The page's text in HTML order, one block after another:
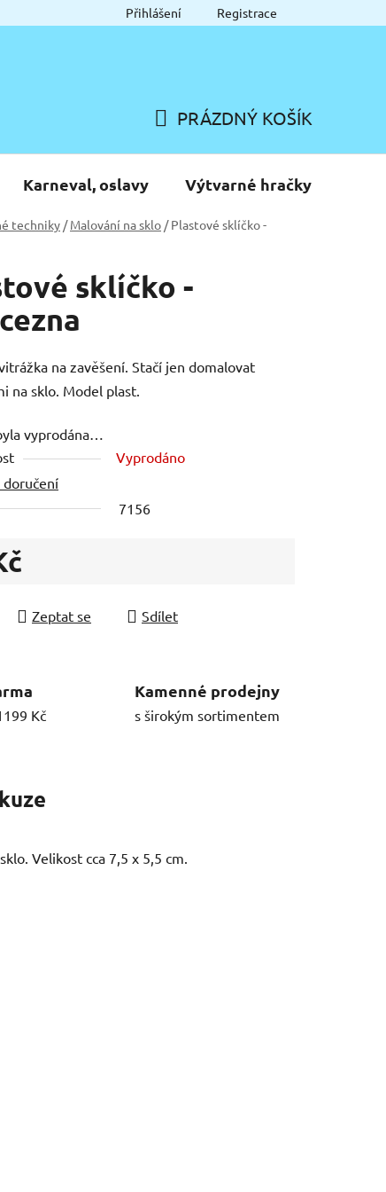
Přihlášení Registrace
KOŠÍK
PRÁZDNÝ KOŠÍK
Karneval, oslavy Výtvarné hračky
techniky / Malování na sklo / Plastové sklíčko -
sklíčko -
na zavěšení. Stačí jen domalovat
na sklo. Model plast.
vyprodána…
Vyprodáno
7156
Zeptat se Sdílet
Kč
Kamenné prodejny
s širokým sortimentem
Velikost cca 7,5 x 5,5 cm.